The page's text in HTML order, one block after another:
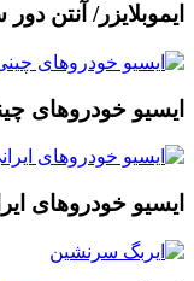
ایموبلایزر/ آنتن
ایسیو خودروهای
ایسیو خودروهای